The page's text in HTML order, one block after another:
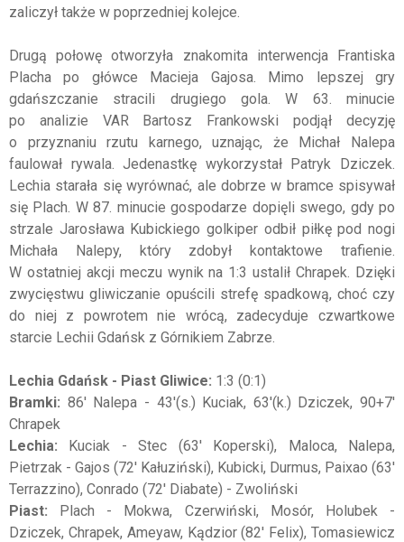
zaliczył także w poprzedniej kolejce.
Drugą połowę otworzyła znakomita interwencja Frantiska
Placha po główce Macieja Gajosa. Mimo lepszej gry
gdańszczanie stracili drugiego gola. W 63. minucie
po analizie VAR Bartosz Frankowski podjął decyzję
o przyznaniu rzutu karnego, uznając, że Michał Nalepa
faulował rywala. Jedenastkę wykorzystał Patryk Dziczek.
Lechia starała się wyrównać, ale dobrze w bramce spisywał
się Plach. W 87. minucie gospodarze dopięli swego, gdy po
strzale Jarosława Kubickiego golkiper odbił piłkę pod nogi
Michała Nalepy, który zdobył kontaktowe trafienie.
W ostatniej akcji meczu wynik na 1:3 ustalił Chrapek. Dzięki
zwycięstwu gliwiczanie opuścili strefę spadkową, choć czy
do niej z powrotem nie wrócą, zadecyduje czwartkowe
starcie Lechii Gdańsk z Górnikiem Zabrze.
Lechia Gdańsk - Piast Gliwice: 1:3 (0:1)
Bramki: 86' Nalepa - 43'(s.) Kuciak, 63'(k.) Dziczek, 90+7'
Chrapek
Lechia: Kuciak - Stec (63' Koperski), Maloca, Nalepa,
Pietrzak - Gajos (72' Kałuziński), Kubicki, Durmus, Paixao (63'
Terrazzino), Conrado (72' Diabate) - Zwoliński
Piast: Plach - Mokwa, Czerwiński, Mosór, Holubek -
Dziczek, Chrapek, Ameyaw, Kądzior (82' Felix), Tomasiewicz